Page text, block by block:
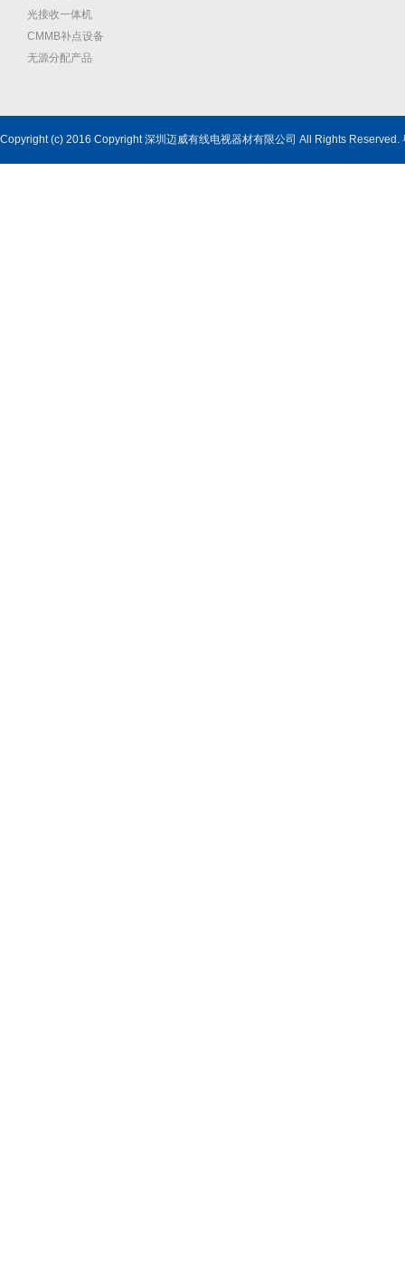
光接收一体机
CMMB补点设备
无源分配产品
Copyright (c) 2016 Copyright 深圳迈威有线电视器材有限公司 All Rights Reserved.